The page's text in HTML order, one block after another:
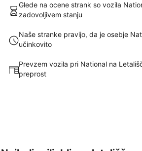
Glede na ocene strank so vozila
zadovoljivem stanju
Naše stranke pravijo, da je osebje
učinkovito
Prevzem vozila pri National na
preprost